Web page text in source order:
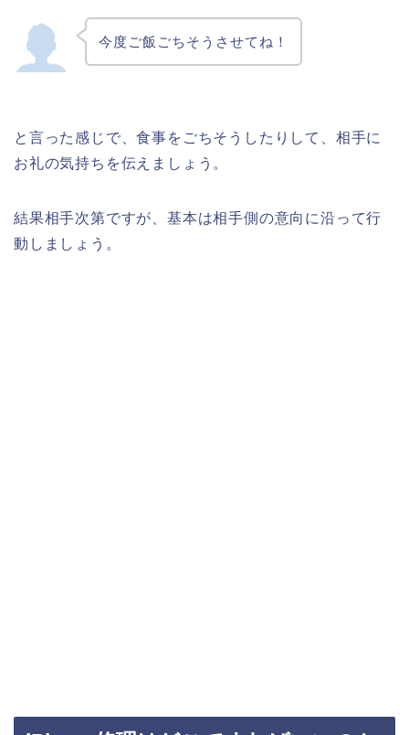
今度ご飯ごちそうさせてね！
と言った感じで、食事をごちそうしたりして、相手に
お礼の気持ちを伝えましょう。
結果相手次第ですが、基本は相手側の意向に沿って行
動しましょう。